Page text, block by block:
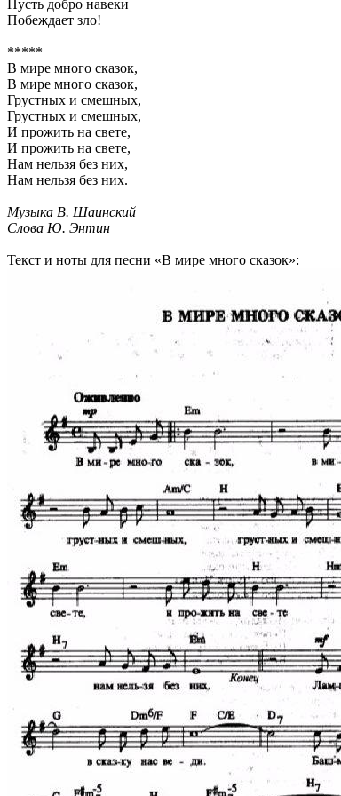
Пусть добро навеки
Побеждает зло!
*****
В мире много сказок,
В мире много сказок,
Грустных и смешных,
Грустных и смешных,
И прожить на свете,
И прожить на свете,
Нам нельзя без них,
Нам нельзя без них.
Музыка В. Шаинский
Слова Ю. Энтин
Текст и ноты для песни «В мире много сказок»: